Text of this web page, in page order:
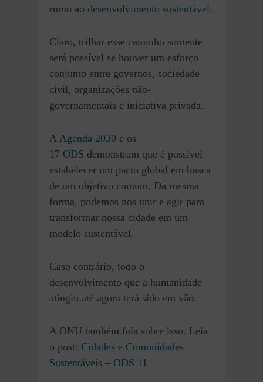
rumo ao desenvolvimento sustentável.
Claro, trilhar esse caminho somente
será possível se houver um esforço
conjunto entre governos, sociedade
civil, organizações não-
governamentais e iniciativa privada.
A Agenda 2030 e os
17 ODS demonstram que é possível
estabelecer um pacto global em busca
de um objetivo comum. Da mesma
forma, podemos nos unir e agir para
transformar nossa cidade em um
modelo sustentável.
Caso contrário, todo o
desenvolvimento que a humanidade
atingiu até agora terá sido em vão.
A ONU também fala sobre isso. Leia
o post: Cidades e Comunidades
Sustentáveis – ODS 11